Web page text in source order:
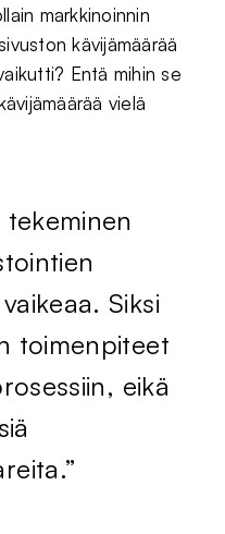
markkinoinnin
kävijämäärää
Entä mihin se
vielä
Siksi
toimenpiteet
eikä